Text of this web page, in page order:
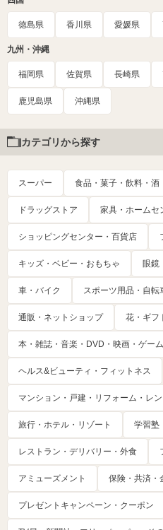
徳島県 香川県 愛媛県
九州・沖縄
福岡県 佐賀県 長崎県
鹿児島県 沖縄県
カテゴリから探す
スーパー 食品・菓子・飲料・酒
ドラッグストア 家具・ホームセ
ショッピングセンター・百貨店
キッズ・ベビー・おもちゃ 眼鏡
車・バイク スポーツ用品・自転
通販・ネットショップ 花・ギフ
本・雑誌・音楽・DVD・映画・ゲーム
ヘルス&ビューティ・フィットネス
マンション・戸建・リフォーム・レ
旅行・ホテル・リゾート 学習塾
レストラン・デリバリー・外食
アミューズメント 保険・共済・
プレゼントキャンペーン・クーポン